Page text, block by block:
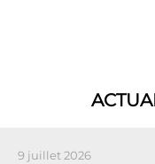
9 juillet 2026